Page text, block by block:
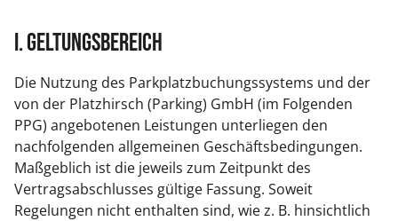
I. Geltungsbereich
Die Nutzung des Parkplatzbuchungssystems und der
von der Platzhirsch (Parking) GmbH (im Folgenden
PPG) angebotenen Leistungen unterliegen den
nachfolgenden allgemeinen Geschäftsbedingungen.
Maßgeblich ist die jeweils zum Zeitpunkt des
Vertragsabschlusses gültige Fassung. Soweit
Regelungen nicht enthalten sind, wie z. B. hinsichtlich